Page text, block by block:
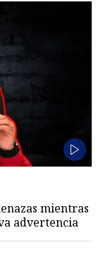
mientras
advertencia